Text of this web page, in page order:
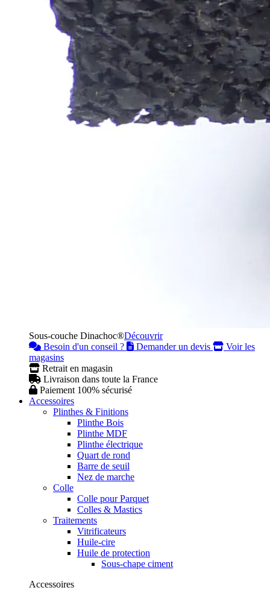
Sous-couche Dinachoc®Découvrir
Besoin d'un conseil ?
Demander un devis
Voir les
magasins
Retrait en magasin
Livraison dans toute la France
Paiement 100% sécurisé
Accessoires
Plinthes & Finitions
Plinthe Bois
Plinthe MDF
Plinthe électrique
Quart de rond
Barre de seuil
Nez de marche
Colle
Colle pour Parquet
Colles & Mastics
Traitements
Vitrificateurs
Huile-cire
Huile de protection
Sous-chape ciment
Accessoires